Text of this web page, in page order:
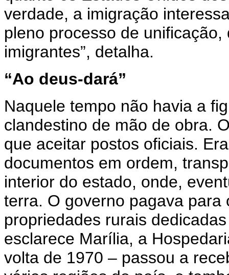
verdade, a imigração
pleno processo de
imigrantes”, detalha.
“Ao deus-dará”
Naquele tempo não havia a
clandestino de mão de obra.
que aceitar postos oficiais.
documentos em ordem,
interior do estado, onde,
terra. O governo pagava
propriedades rurais
esclarece Marília, a
volta de 1970 – passou a